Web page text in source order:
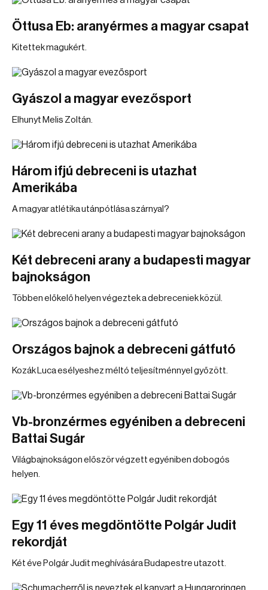
Öttusa Eb: aranyérmes a magyar csapat
Kitettek magukért.
Gyászol a magyar evezősport
Elhunyt Melis Zoltán.
Három ifjú debreceni is utazhat
Amerikába
A magyar atlétika utánpótlása szárnyal?
Két debreceni arany a budapesti magyar
bajnokságon
Többen előkelő helyen végeztek a debreceniek közül.
Országos bajnok a debreceni gátfutó
Kozák Luca esélyeshez méltó teljesítménnyel győzött.
Vb-bronzérmes egyéniben a debreceni
Battai Sugár
Világbajnokságon először végzett egyéniben dobogós
helyen.
Egy 11 éves megdöntötte Polgár Judit
rekordját
Két éve Polgár Judit meghívására Budapestre utazott.